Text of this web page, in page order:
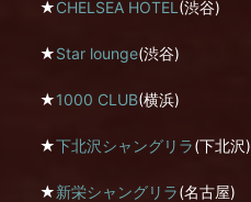
★CHELSEA HOTEL (渋谷)
★Star lounge(渋谷)
★1000 CLUB(横浜)
★下北沢シャングリラ(下北沢)
★新栄シャングリラ(名古屋)